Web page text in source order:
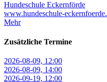
Hundeschule Eckernförde
www.hundeschule-
Mehr
Zusätzliche Termine
2026-08-09, 12:00
2026-08-09, 14:00
2026-09-19, 12:00